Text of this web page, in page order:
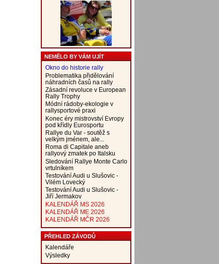
NEMĚLO BY VÁM UJÍT
Okno do historie rally
Problematika přidělování
náhradních časů na rally
Zásadní revoluce v European
Rally Trophy
Módní rádoby-ekologie v
rallysportové praxi
Konec éry mistrovství Evropy
pod křídly Eurosportu
Rallye du Var - soutěž s
velkým jménem, ale...
Roma di Capitale aneb
rallyový zmatek po Italsku
Sledování Rallye Monte Carlo
vrtulníkem
Testování Audi u Slušovic -
Vilém Lovecký
Testování Audi u Slušovic -
Jiří Jermakov
KALENDÁŘ MS 2026
KALENDÁŘ ME 2026
KALENDÁŘ MČR 2026
PŘEHLED ZÁVODŮ
Kalendáře
Výsledky